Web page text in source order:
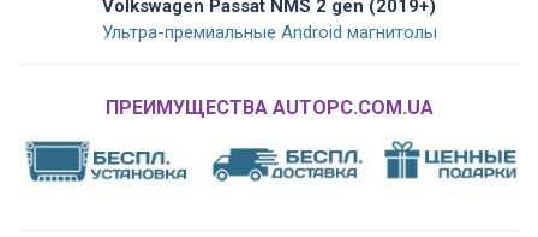
Volkswagen Passat NMS 2 gen (2019+)
Ультра-премиальные Android магнитолы
ПРЕИМУЩЕСТВА AUTOPC.COM.UA